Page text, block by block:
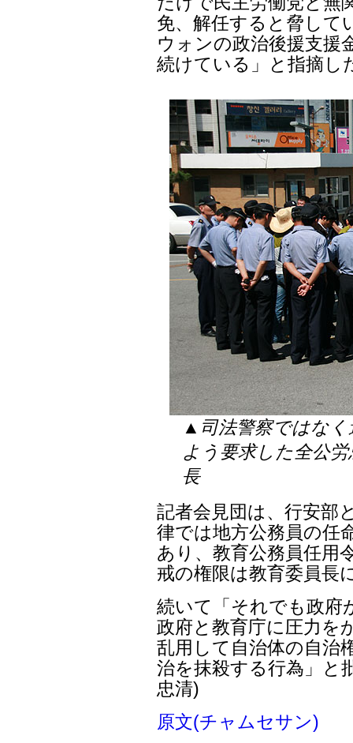
免、解任すると脅して
ウォンの政治後援支援
続けている」と指摘し
▲司法警察ではなく
よう要求した全公
長
記者会見団は、行安部
律では地方公務員の任
あり、教育公務員任用
戒の権限は教育委員長
続いて「それでも政府
政府と教育庁に圧力を
乱用して自治体の自治
治を抹殺する行為」と
忠清)
原文(チャムセサン)